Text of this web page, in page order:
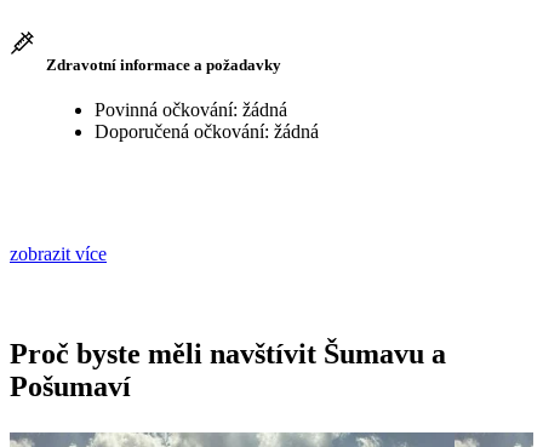
Zdravotní informace a požadavky
Povinná očkování: žádná
Doporučená očkování: žádná
zobrazit více
Proč byste měli navštívit Šumavu a
Pošumaví